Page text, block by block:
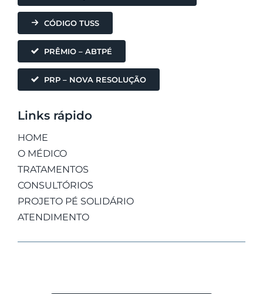
CÓDIGO TUSS
PRÊMIO – ABTPÉ
PRP – NOVA RESOLUÇÃO
Links rápido
HOME
O MÉDICO
TRATAMENTOS
CONSULTÓRIOS
PROJETO PÉ SOLIDÁRIO
ATENDIMENTO